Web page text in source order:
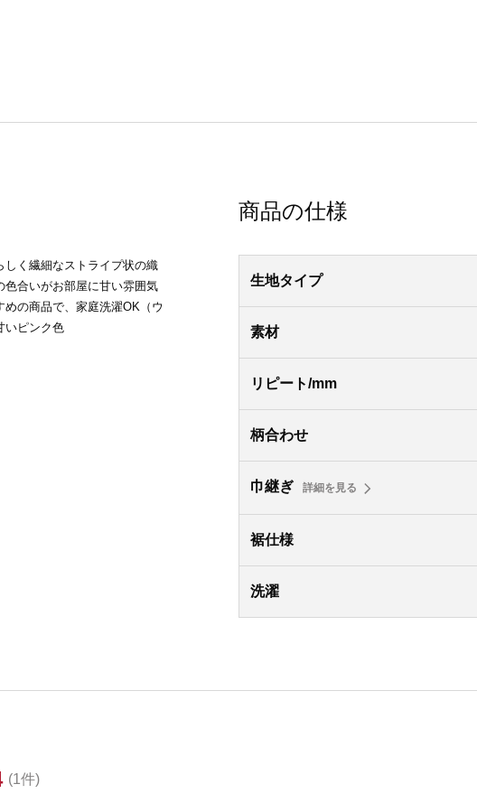
く繊細なストライプ状の織
合いがお部屋に甘い雰囲気
の商品で、家庭洗濯OK（ウ
いピンク色
商品の仕様
生地タイプ
素材
リピート/mm
柄合わせ
巾継ぎ 詳細を見る
裾仕様
洗濯
(1件)